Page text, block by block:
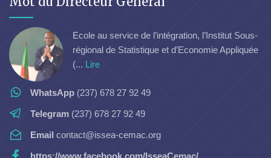
Ecole au service de l’intégration, l’Institut Sous-
régional de Statistique et d’Economie Appliquée
(... Lire
WhatsApp (237) 678 27 92 49
Telegram (237) 678 27 92 49
Email contact@issea-cemac.org